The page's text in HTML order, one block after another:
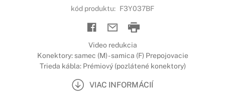
kód produktu: F3Y037BF
Video redukcia
Konektory: samec (M) - samica (F) Prepojovacie
Trieda kábla: Prémiový (pozlátené konektory)
VIAC INFORMÁCIÍ